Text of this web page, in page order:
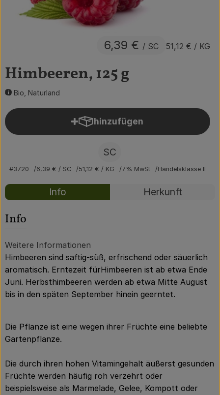
Obst & Gemüse
Frühstück
Süßes & Salziges
Catering
Über uns
Community
Himbeeren, 125 g
Bio, Naturland
6,39 € / SC 51,12 € / KG
hinzufügen
Produkt zum Warenkorb
SC
#3720 6,39 € / SC 51,12 € / KG 7% MwSt Handelsklasse II
Rezepte
Info Herkunft
Info
Weitere Informationen
Himbeeren sind saftig-süß, erfrischend oder säuerlich
aromatisch. Erntezeit fürHimbeeren ist ab etwa Ende
Juni. Herbsthimbeeren werden ab etwa Mitte August
bis in den späten September hinein geerntet.
Die Pflanze ist eine wegen ihrer Früchte eine beliebte
Gartenpflanze.
Die durch ihren hohen Vitamingehalt äußerst gesunden
Früchte werden häufig roh verzehrt oder
beispielsweise als Marmelade, Gelee, Kompott oder